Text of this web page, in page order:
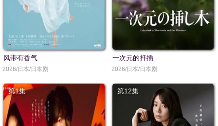
风带有香气
2026/日本/日本剧
一次元的扦插
2026/日本/日本剧
第1集 第12集